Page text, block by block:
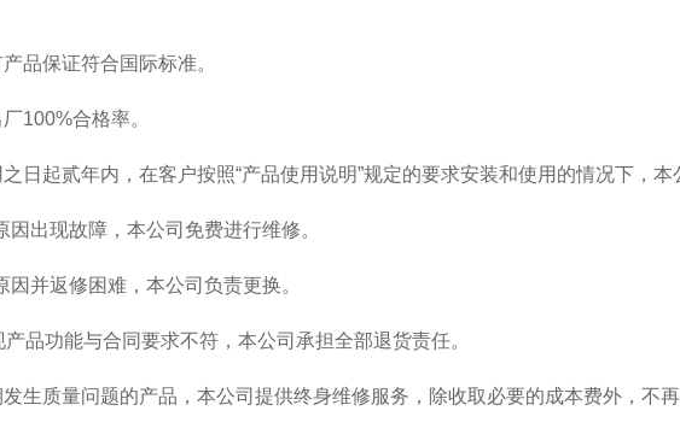
品保证符合国际标准。
100%合格率。
日起贰年内，在客户按照“产品使用说明”规定的要求安装和使用的情况下，本
出现故障，本公司免费进行维修。
并返修困难，本公司负责更换。
品功能与合同要求不符，本公司承担全部退货责任。
生质量问题的产品，本公司提供终身维修服务，除收取必要的成本费外，不再